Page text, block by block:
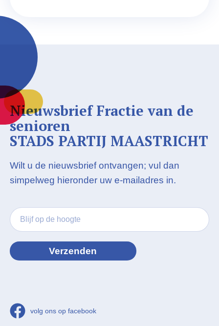
Nieuwsbrief Fractie van de
senioren
STADS PARTIJ MAASTRICHT
Wilt u de nieuwsbrief ontvangen; vul dan
simpelweg hieronder uw e-mailadres in.
volg ons op facebook